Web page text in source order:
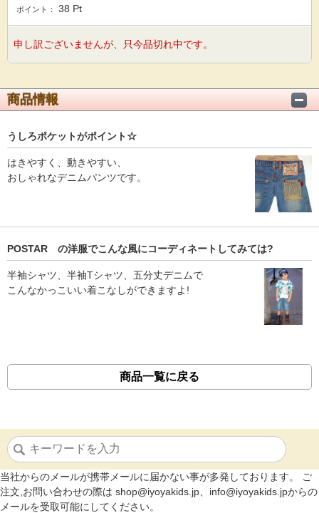
ポイント： 38 Pt
申し訳ございませんが、只今品切れ中です。
商品情報
うしろポケットがポイント☆
はきやすく、動きやすい、
おしゃれなデニムパンツです。
POSTAR の洋服でこんな風にコーディネートしてみては?
半袖シャツ、半袖Tシャツ、五分丈デニムで
こんなかっこいい着こなしができますよ!
商品一覧に戻る
当社からのメールが携帯メールに届かない事が多発しております。 ご
注文,お問い合わせの際は shop@iyoyakids.jp、info@iyoyakids.jpからの
メールを受取可能にしてください。